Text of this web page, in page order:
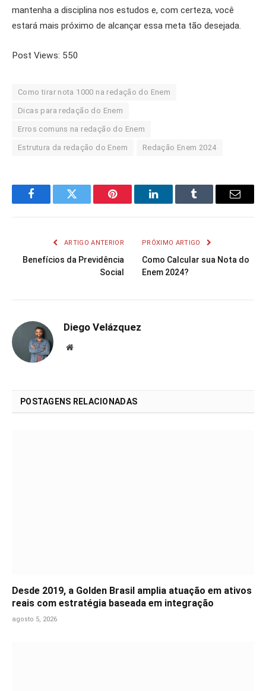
mantenha a disciplina nos estudos e, com certeza, você
estará mais próximo de alcançar essa meta tão desejada.
Post Views: 550
Como tirar nota 1000 na redação do Enem
Dicas para redação do Enem
Erros comuns na redação do Enem
Estrutura da redação do Enem Redação Enem 2024
FacebookTwitter Pinterest LinkedInTumblr Email
ARTIGO ANTERIOR
Benefícios da Previdência
Social
PRÓXIMO ARTIGO
Como Calcular sua Nota do
Enem 2024?
Diego Velázquez
Website
POSTAGENS RELACIONADAS
Desde 2019, a Golden Brasil amplia atuação em ativos
reais com estratégia baseada em integração
agosto 5, 2026